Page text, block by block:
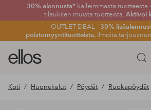
30% alennusta*kalleimmasta tuotteesta
tilauksen muista tuotteista. Aktivoi
OUTLET DEAL -30%
poistomyyntituotteista. Ilmoita
Hae
Ellos-
logo
siirry
Koti Huonekalut Pöydät Ruokapöydät